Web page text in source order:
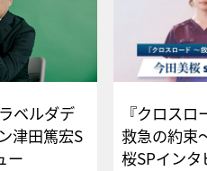
ベルダデ
津田篤宏S
ビュー
『クロス
救急の約束
桜SPイ